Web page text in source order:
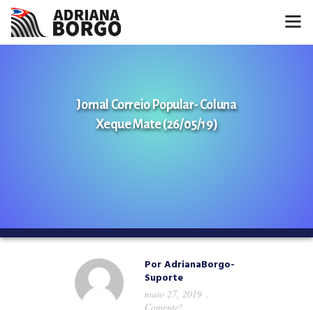
CONHEÇA A ADRIANA
Jornal Correio Popular- Coluna
Xeque Mate (26/05/19)
PorAdrianaBorgo-
Suporte
maio 27, 2019
Comente!